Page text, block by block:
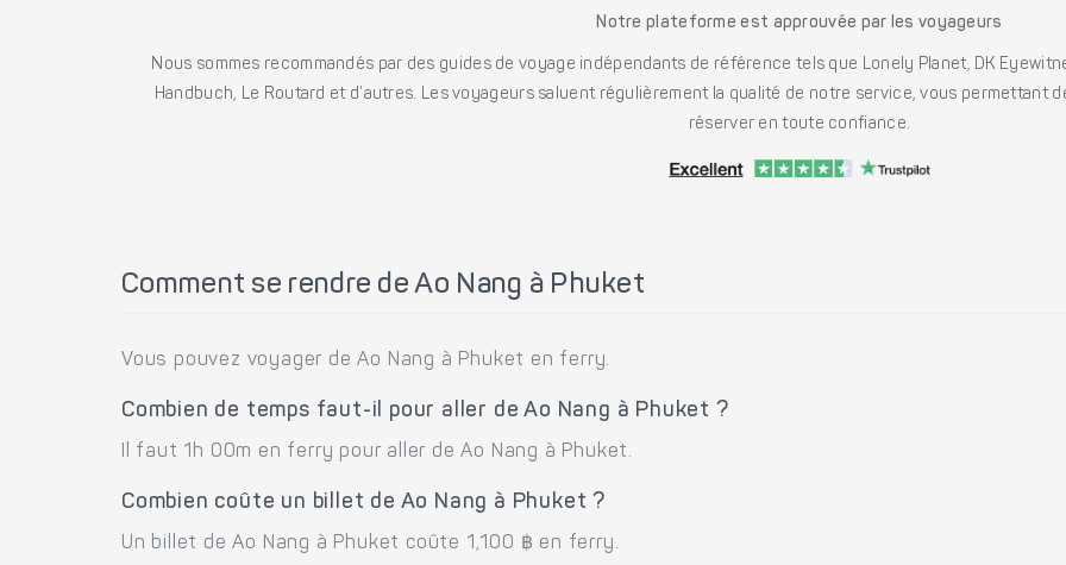
Notre plateforme est approuvée par les voyageurs
Nous sommes recommandés par des guides de voyage indépendants de référence tels que Lonely Planet, DK
Handbuch, Le Routard et d’autres. Les voyageurs saluent régulièrement la qualité de notre service, vous permettant
réserver en toute confiance.
Comment se rendre de Ao Nang à Phuket
Vous pouvez voyager de Ao Nang à Phuket en ferry.
Combien de temps faut-il pour aller de Ao Nang à Phuket ?
Il faut 1h 00m en ferry pour aller de Ao Nang à Phuket.
Combien coûte un billet de Ao Nang à Phuket ?
Un billet de Ao Nang à Phuket coûte 1,100 ฿ en ferry.